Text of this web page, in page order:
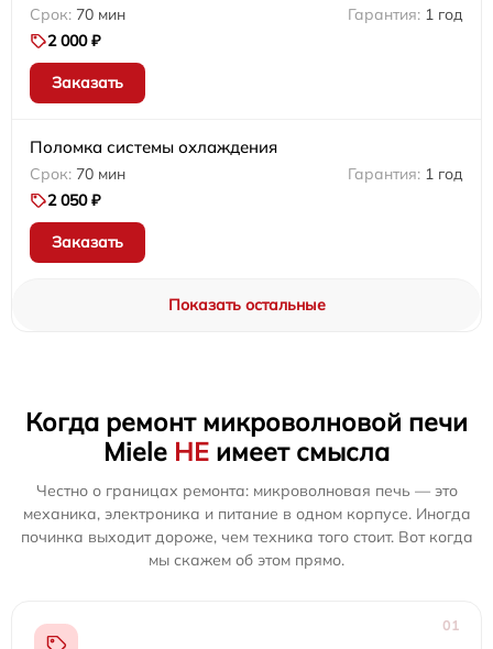
70 мин
1 год
2 000 ₽
Заказать
Поломка системы охлаждения
70 мин
1 год
2 050 ₽
Заказать
Показать остальные
Когда ремонт микроволновой печи
Miele НЕ имеет смысла
Честно о границах ремонта: микроволновая печь — это
механика, электроника и питание в одном корпусе. Иногда
починка выходит дороже, чем техника того стоит. Вот когда
мы скажем об этом прямо.
01